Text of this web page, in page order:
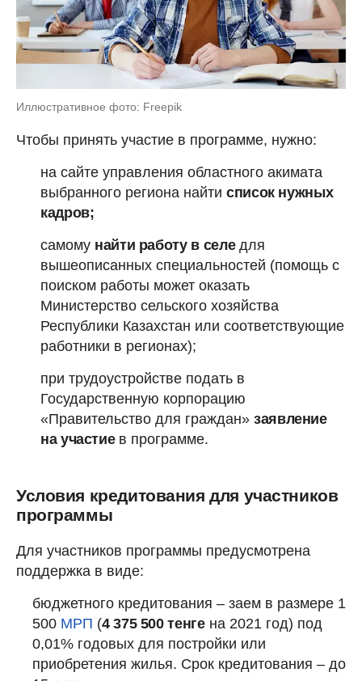
Иллюстративное фото: Freepik
Чтобы принять участие в программе, нужно:
на сайте управления областного акимата
выбранного региона найти список нужных
кадров;
самому найти работу в селедля
вышеописанных специальностей (помощь с
поиском работы может оказать
Министерство сельского хозяйства
Республики Казахстан или соответствующие
работники в регионах);
при трудоустройстве подать в
Государственную корпорацию
«Правительство для граждан» заявление
на участиев программе.
Условия кредитования для участников
программы
Для участников программы предусмотрена
поддержка в виде:
бюджетного кредитования – заем в размере 1
500 МРП (4 375 500 тенгена 2021 год) под
0,01% годовых для постройки или
приобретения жилья. Срок кредитования – до